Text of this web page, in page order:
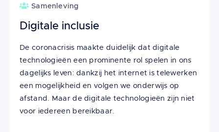
Samenleving
Digitale inclusie
De coronacrisis maakte duidelijk dat digitale
technologieën een prominente rol spelen in ons
dagelijks leven: dankzij het internet is telewerken
een mogelijkheid en volgen we onderwijs op
afstand. Maar de digitale technologieën zijn niet
voor iedereen bereikbaar.